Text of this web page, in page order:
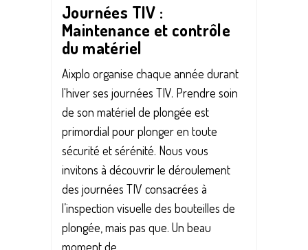
Journées TIV :
Maintenance et contrôle
du matériel
Aixplo organise chaque année durant
l'hiver ses journées TIV. Prendre soin
de son matériel de plongée est
primordial pour plonger en toute
sécurité et sérénité. Nous vous
invitons à découvrir le déroulement
des journées TIV consacrées à
l’inspection visuelle des bouteilles de
plongée, mais pas que. Un beau
moment de...